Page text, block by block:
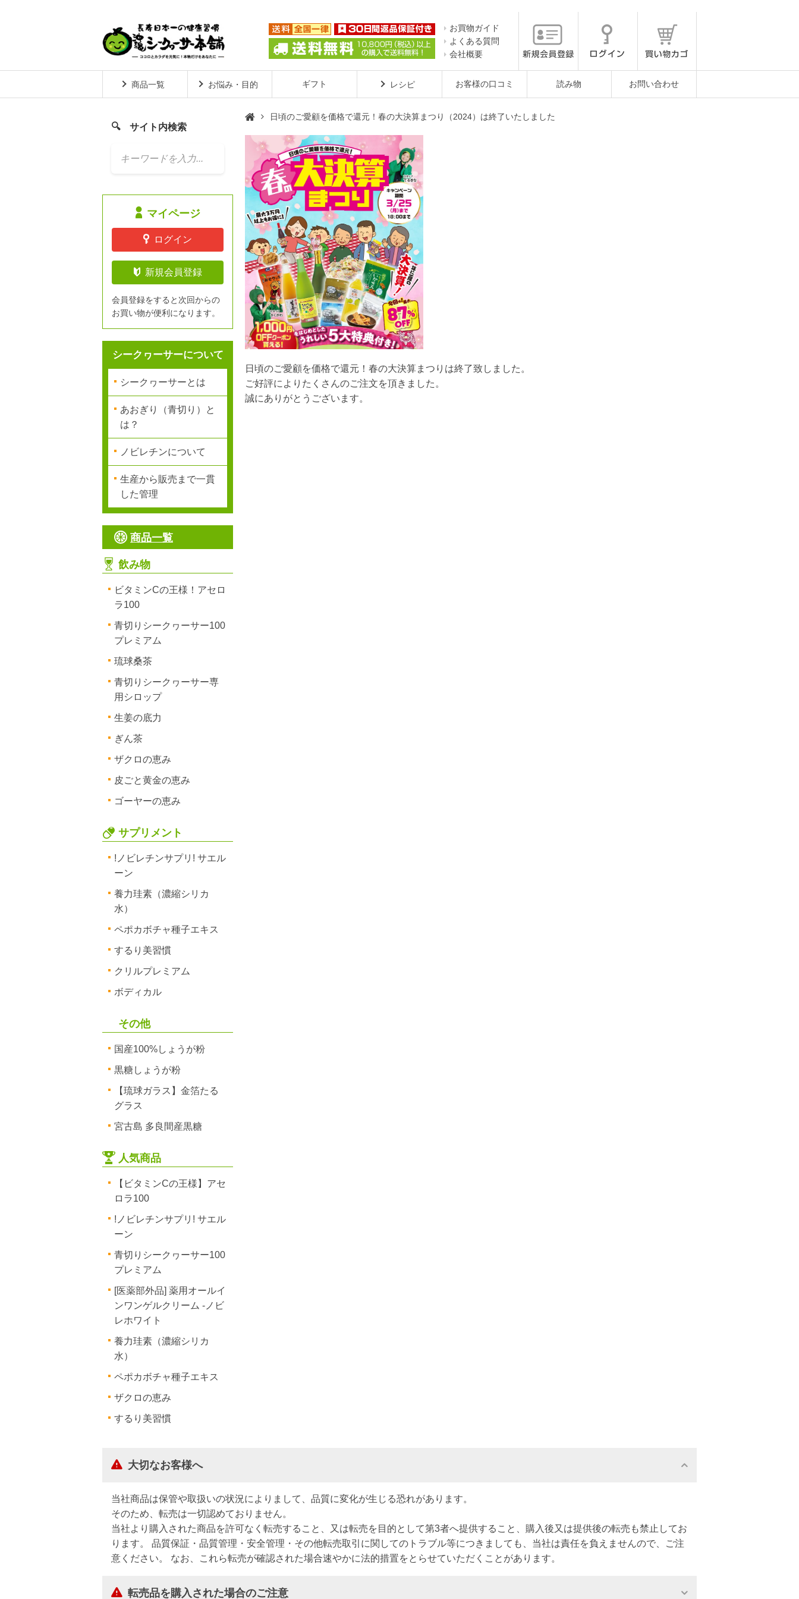
お買物ガイド
よくある質問
会社概要
商品一覧 お悩み・目的 ギフト レシピ お客様の口コミ 読み物 お問い合わせ
日頃のご愛顧を価格で還元！春の大決算まつり（2024）は終了いたしました
日頃のご愛顧を価格で還元！春の大決算まつりは終了致しました。
ご好評によりたくさんのご注文を頂きました。
誠にありがとうございます。
サイト内検索
🔍
マイページ
ログイン
新規会員登録
会員登録をすると次回からの
お買い物が便利になります。
シークヮーサーについて
シークヮーサーとは
あおぎり（青切り）と
は？
ノビレチンについて
生産から販売まで一貫
した管理
商品一覧
飲み物
ビタミンCの王様！アセロ
ラ100
青切りシークヮーサー100
プレミアム
琉球桑茶
青切りシークヮーサー専
用シロップ
生姜の底力
ぎん茶
ザクロの恵み
皮ごと黄金の恵み
ゴーヤーの恵み
サプリメント
!ノビレチンサプリ! サエル
ーン
養力珪素（濃縮シリカ
水）
ペポカボチャ種子エキス
するり美習慣
クリルプレミアム
ボディカル
その他
国産100%しょうが粉
黒糖しょうが粉
【琉球ガラス】金箔たる
グラス
宮古島 多良間産黒糖
人気商品
【ビタミンCの王様】アセ
ロラ100
!ノビレチンサプリ! サエル
ーン
青切りシークヮーサー100
プレミアム
[医薬部外品] 薬用オールイ
ンワンゲルクリーム -ノビ
レホワイト
養力珪素（濃縮シリカ
水）
ペポカボチャ種子エキス
ザクロの恵み
するり美習慣
大切なお客様へ
当社商品は保管や取扱いの状況によりまして、品質に変化が生じる恐れがあります。
そのため、転売は一切認めておりません。
当社より購入された商品を許可なく転売すること、又は転売を目的として第3者へ提供すること、購入後又は提供後の転売も禁止してお
ります。 品質保証・品質管理・安全管理・その他転売取引に関してのトラブル等につきましても、当社は責任を負えませんので、ご注
意ください。 なお、これら転売が確認された場合速やかに法的措置をとらせていただくことがあります。
転売品を購入された場合のご注意